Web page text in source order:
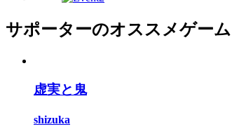
サポーターのオススメゲーム
虚実と鬼
shizuka